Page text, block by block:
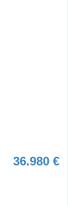
36.980 €